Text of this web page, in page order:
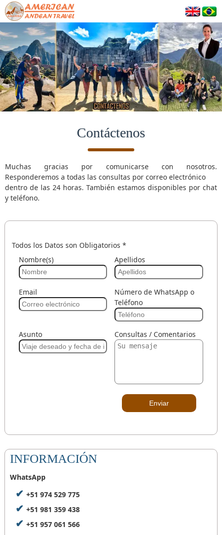
Contáctenos
Muchas gracias por comunicarse con nosotros.
Responderemos a todas las consultas por correo electrónico
dentro de las 24 horas. También estamos disponibles por chat
y teléfono.
Todos los Datos son Obligatorios *
Nombre(s)
Apellidos
Email
Número de WhatsApp o
Teléfono
Asunto Consultas / Comentarios
Enviar
INFORMACIÓN
WhatsApp
+51 974 529 775
+51 981 359 438
+51 957 061 566